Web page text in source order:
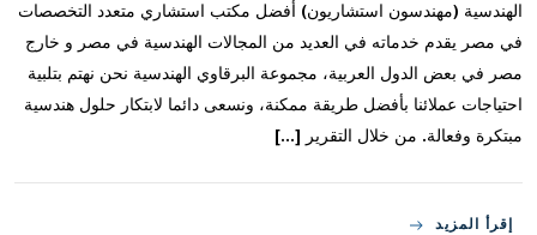
الهندسية (مهندسون استشاريون) أفضل مكتب استشاري متعدد التخصصات
في مصر يقدم خدماته في العديد من المجالات الهندسية في مصر و خارج
مصر في بعض الدول العربية، مجموعة البرقاوي الهندسية نحن نهتم بتلبية
احتياجات عملائنا بأفضل طريقة ممكنة، ونسعى دائما لابتكار حلول هندسية
مبتكرة وفعالة. من خلال التقرير […]
إقرأ المزيد